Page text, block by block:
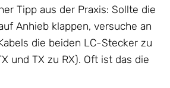
Tipp aus der Praxis: Sollte die
Anhieb klappen, versuche an
die beiden LC-Stecker zu
und TX zu RX). Oft ist das die